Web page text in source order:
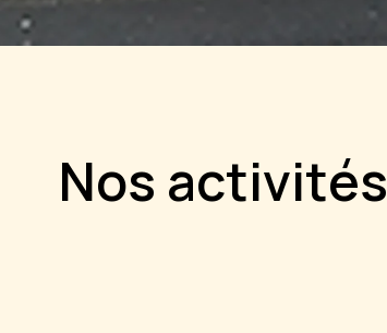
Nos activités